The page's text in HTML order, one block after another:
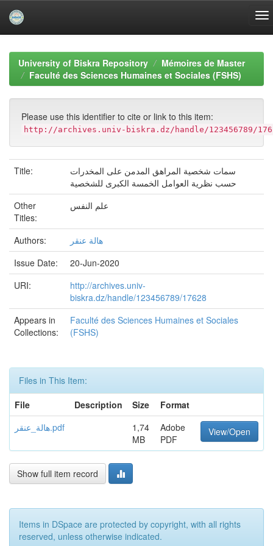
navigationUniversity of Biskra Repository
Mémoires de Master
Faculté des Sciences Humaines et Sociales (FSHS)
Please use this identifier to cite or link to this item:
http://archives.univ-biskra.dz/handle/123456789/
Title:
سمات شخصية المراهق المدمن على المخدرات
حسب نظرية العوامل الخمسة الكبرى للشخصية
Other
Titles:
علم النفس
Authors:
هالة عنقر
Issue Date:
20-Jun-2020
URI:
http://archives.univ-
biskra.dz/handle/123456789/17628
Appears in
Collections:
Faculté des Sciences Humaines et Sociales
(FSHS)
Files in This Item:
File
Description Size
Format
هالة_عنقر.pdf
1,74
MB
Adobe
PDF
View/Open
Show full item record
Items in DSpace are protected by copyright, with all rights
reserved, unless otherwise indicated.